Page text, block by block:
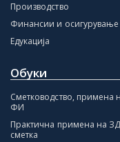
Производство
Финансии и осигурување
Едукација
Обуки
Сметководство, примена
ФИ
Практична примена на
сметка